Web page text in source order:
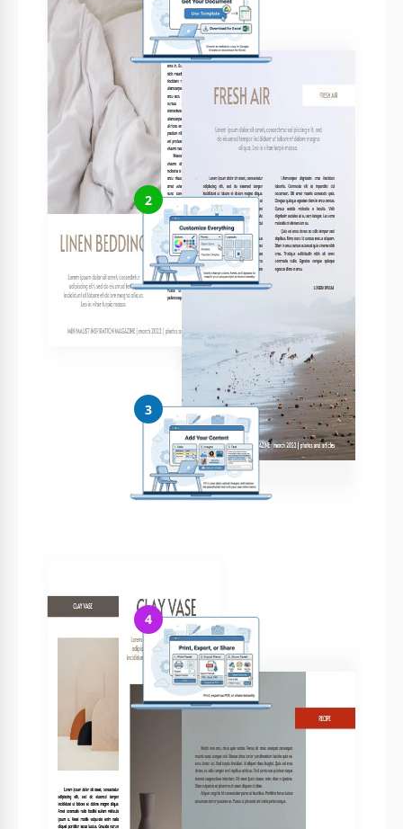
Obtenha seu documento
Clique em "Editar modelo" para criar uma cópia editável no
Google Slides ou baixar para Microsoft PowerPoint
2
Altere facilmente cores, fontes e layouts conforme seu estilo
3
4
Imprima, exporte ou compartilhe
Imprima, exporte como PDF ou compartilhe instantaneamente